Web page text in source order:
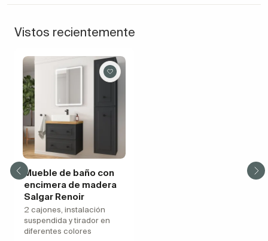
Vistos recientemente
Mueble de baño con
encimera de madera
Salgar Renoir
2 cajones, instalación
suspendida y tirador en
diferentes colores